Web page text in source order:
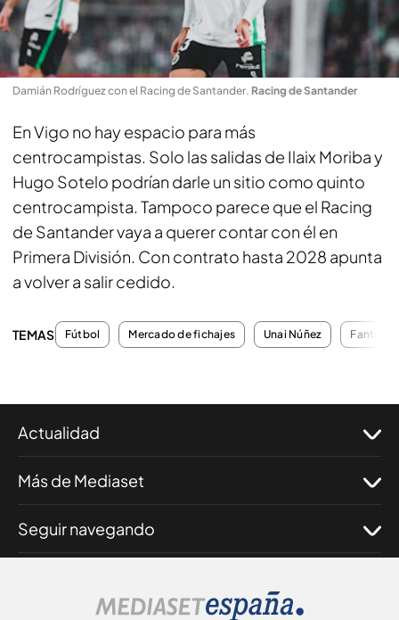
Damián Rodríguez con el Racing de Santander. Racing de Santander
En Vigo no hay espacio para más
centrocampistas. Solo las salidas de Ilaix Moriba y
Hugo Sotelo podrían darle un sitio como quinto
centrocampista. Tampoco parece que el Racing
de Santander vaya a querer contar con él en
Primera División. Con contrato hasta 2028 apunta
a volver a salir cedido.
TEMAS Fútbol Mercado de fichajes Unai Núñez Fantasy
Actualidad
Más de Mediaset
Seguir navegando